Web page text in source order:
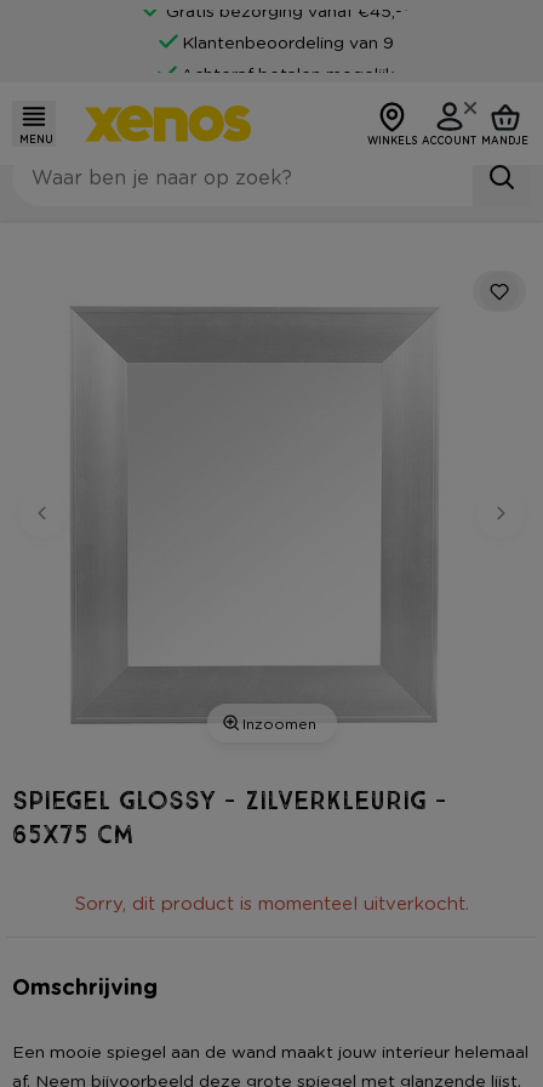
Gratis bezorging vanaf €45,-*
Klantenbeoordeling van 9
Achteraf betalen mogelijk
MENU WINKELS ACCOUNT MANDJE
Inzoomen
Spiegel glossy - zilverkleurig -
65x75 cm
Sorry, dit product is momenteel uitverkocht.
Omschrijving
Een mooie spiegel aan de wand maakt jouw interieur helemaal
af. Neem bijvoorbeeld deze grote spiegel met glanzende lijst.